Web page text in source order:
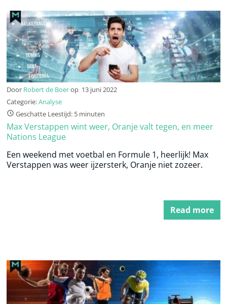
Door Robert de Boerop 13 juni 2022
Categorie:Analyse
Geschatte Leestijd: 5 minuten
Max Verstappen wint weer, Oranje valt tegen, en meer
Nations League
Een weekend met voetbal en Formule 1, heerlijk! Max
Verstappen was weer ijzersterk, Oranje niet zozeer.
Read more